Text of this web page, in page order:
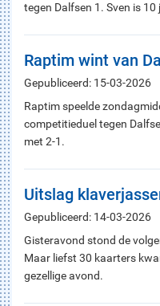
tegen Dalfsen 1. Sven is
Raptim wint van
Gepubliceerd: 15-03-2026
Raptim speelde
competitieduel tegen
met 2-1.
Uitslag
Gepubliceerd: 14-03-2026
Gisteravond stond de
Maar liefst 30 kaarters
gezellige avond.